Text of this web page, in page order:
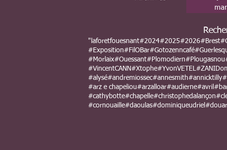
"laforetfouesnant#2024#2025#2026#Brest
#Exposition#FilOBar#Gotozenncafé
#Morlaix#Ouessant#Plomodiern#Plougasnou
#VincentCANN #Xtophe#YvonVETEL
#alysé#andremiossec#annesmith#annicktilly
#arz e chapeliou#arzalloar#audierne#avril
#cathybotte#chapelle#christophedalançon
#cornouaille#daoulas#dominiqueudriel